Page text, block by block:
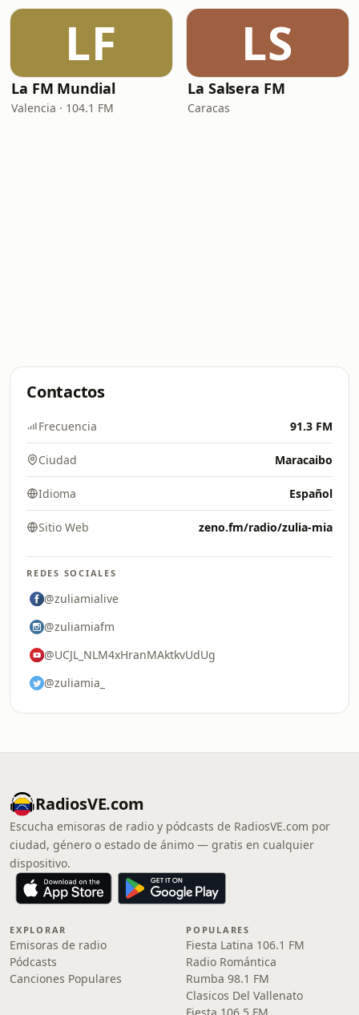
LF
La FM Mundial
Valencia · 104.1 FM
LS
La Salsera FM
Caracas
Contactos
Frecuencia 91.3 FM
Ciudad Maracaibo
Idioma Español
Sitio Web zeno.fm/radio/zulia-mia
REDES SOCIALES
@zuliamialive
@zuliamiafm
@UCJL_NLM4xHranMAktkvUdUg
@zuliamia_
RadiosVE.com
Escucha emisoras de radio y pódcasts de RadiosVE.com por
ciudad, género o estado de ánimo — gratis en cualquier
dispositivo.
EXPLORAR
Emisoras de radio
Pódcasts
Canciones Populares
POPULARES
Fiesta Latina 106.1 FM
Radio Romántica
Rumba 98.1 FM
Clasicos Del Vallenato